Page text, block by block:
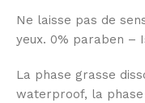
Ne laisse pas de
yeux. 0% paraben –
La phase grasse
waterproof, la phase